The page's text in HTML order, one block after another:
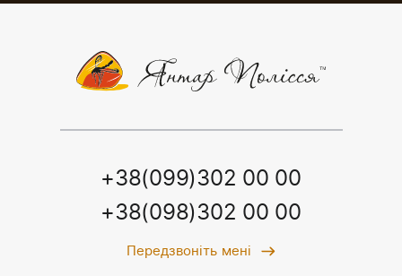
+38(099)302 00 00
+38(098)302 00 00
Передзвоніть мені